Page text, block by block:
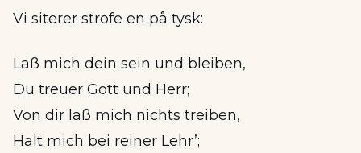
Vi siterer strofe en på tysk:
Laß mich dein sein und bleiben,
Du treuer Gott und Herr;
Von dir laß mich nichts treiben,
Halt mich bei reiner Lehr’;